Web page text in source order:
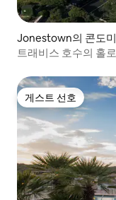
Jonestown의 콘도
트래비스 호수의 홀
게스트 선호
게스트 선호